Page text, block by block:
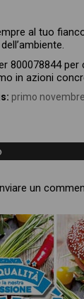
al tuo
800078844 per
in azioni
primo novembre
un